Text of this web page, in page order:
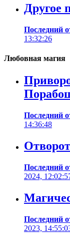
Другое
Последний
13:32:26
Любовная магия
Последний
14:36:48
Последний
2024,
Последний
2023,